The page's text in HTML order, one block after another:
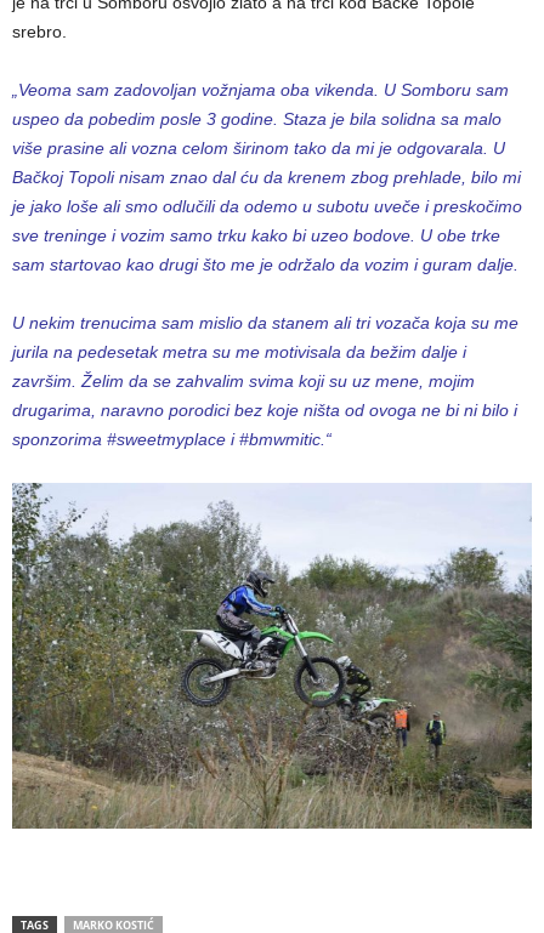
srebro.
„Veoma sam zadovoljan vožnjama oba vikenda. U Somboru sam
uspeo da pobedim posle 3 godine. Staza je bila solidna sa malo
više prasine ali vozna celom širinom tako da mi je odgovarala. U
Bačkoj Topoli nisam znao dal ću da krenem zbog prehlade, bilo mi
je jako loše ali smo odlučili da odemo u subotu uveče i preskočimo
sve treninge i vozim samo trku kako bi uzeo bodove. U obe trke
sam startovao kao drugi što me je održalo da vozim i guram dalje.
U nekim trenucima sam mislio da stanem ali tri vozača koja su me
jurila na pedesetak metra su me motivisala da bežim dalje i
završim. Želim da se zahvalim svima koji su uz mene, mojim
drugarima, naravno porodici bez koje ništa od ovoga ne bi ni bilo i
sponzorima #sweetmyplace i #bmwmitic.“
TAGS MARKO KOSTIĆ